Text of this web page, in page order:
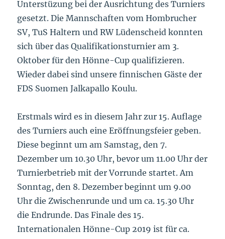
Unterstüzung bei der Ausrichtung des Turniers
gesetzt. Die Mannschaften vom Hombrucher
SV, TuS Haltern und RW Lüdenscheid konnten
sich über das Qualifikationsturnier am 3.
Oktober für den Hönne-Cup qualifizieren.
Wieder dabei sind unsere finnischen Gäste der
FDS Suomen Jalkapallo Koulu.
Erstmals wird es in diesem Jahr zur 15. Auflage
des Turniers auch eine Eröffnungsfeier geben.
Diese beginnt um am Samstag, den 7.
Dezember um 10.30 Uhr, bevor um 11.00 Uhr der
Turnierbetrieb mit der Vorrunde startet. Am
Sonntag, den 8. Dezember beginnt um 9.00
Uhr die Zwischenrunde und um ca. 15.30 Uhr
die Endrunde. Das Finale des 15.
Internationalen Hönne-Cup 2019 ist für ca.